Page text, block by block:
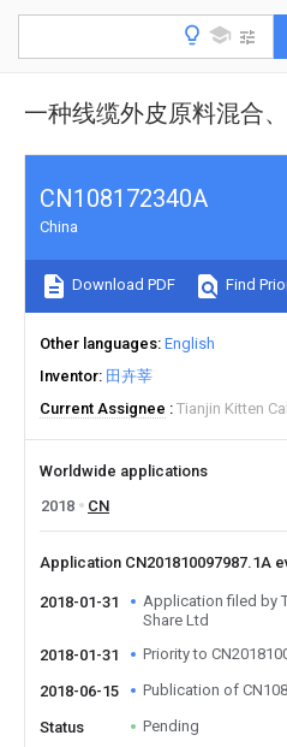
一种线缆外皮原料混合
CN108172340A
China
Download PDF Find
Other languages English
Inventor 田卉莘
Current Assignee
Tianjin Kitten
Worldwide applications
2018
CN
Application CN201810097987.1A
2018-01-31
Application filed by
Share Ltd
2018-01-31
Priority to
2018-06-15 Publication of
Status Pending